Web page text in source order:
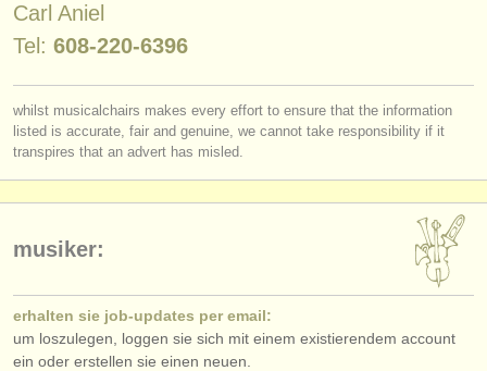
rss feeds
verlage:
einloggen
Carl Aniel
Tel: 608-220-6396
whilst musicalchairs makes every effort to ensure that the information
listed is accurate, fair and genuine, we cannot take responsibility if it
transpires that an advert has misled.
musiker:
erhalten sie job-updates per email:
um loszulegen, loggen sie sich mit einem existierendem account
ein oder erstellen sie einen neuen.